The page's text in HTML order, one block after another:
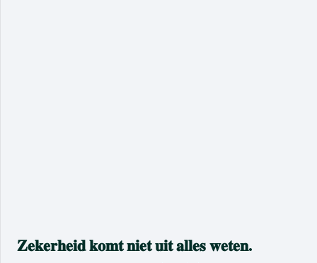
𝐙𝐞𝐤𝐞𝐫𝐡𝐞𝐢𝐝 𝐤𝐨𝐦𝐭 𝐧𝐢𝐞𝐭 𝐮𝐢𝐭 𝐚𝐥𝐥𝐞𝐬 𝐰𝐞𝐭𝐞𝐧.